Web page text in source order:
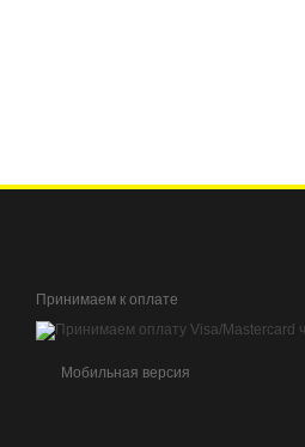
Принимаем к оплате
Мобильная версия